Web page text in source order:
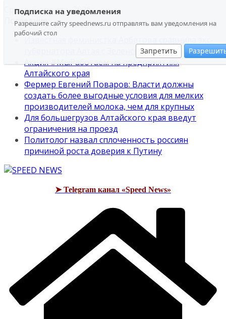
Подписка на уведомления
Разрешите сайту speednews.ru отправлять вам уведомления на
рабочий стол
Запретить
Перейти
содержимому
Среда, 5 августа, 2026
Последние:
губернатора Алтая с Зеленским
Акция #МыРаботаем на предприятиях
Алтайского края
Фермер Евгений Поваров: Власти должны
создать более выгодные условия для мелких
производителей молока, чем для крупных
Для большегрузов Алтайского края введут
ограничения на проезд
Политолог назвал сплоченность россиян
причиной роста доверия к Путину
➤ Telegram канал «Speed News»